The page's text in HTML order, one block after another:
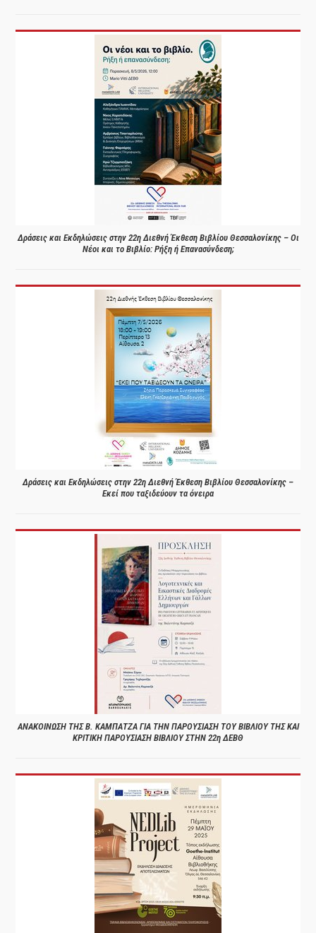
Δράσεις και Εκδηλώσεις στην 22η Διεθνή Έκθεση Βιβλίου Θεσσαλονίκης – Οι
Νέοι και το Βιβλίο: Ρήξη ή Επανασύνδεση;
Δράσεις και Εκδηλώσεις στην 22η Διεθνή Έκθεση Βιβλίου Θεσσαλονίκης –
Εκεί που ταξιδεύουν τα όνειρα
ΑΝΑΚΟΙΝΩΣΗ ΤΗΣ Β. ΚΑΜΠΑΤΖΑ ΓΙΑ ΤΗΝ ΠΑΡΟΥΣΙΑΣΗ ΤΟΥ ΒΙΒΛΙΟΥ ΤΗΣ ΚΑΙ
ΚΡΙΤΙΚΗ ΠΑΡΟΥΣΙΑΣΗ ΒΙΒΛΙΟΥ ΣΤΗΝ 22η ΔΕΒΘ